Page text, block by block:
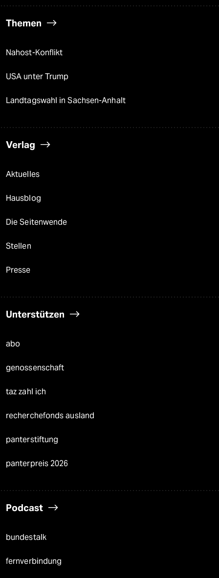
Themen
Nahost-Konflikt
USA unter Trump
Landtagswahl in Sachsen-Anhalt
Verlag
Aktuelles
Hausblog
Die Seitenwende
Stellen
Presse
Unterstützen
abo
genossenschaft
taz zahl ich
recherchefonds ausland
panterstiftung
panterpreis 2026
Podcast
bundestalk
fernverbindung